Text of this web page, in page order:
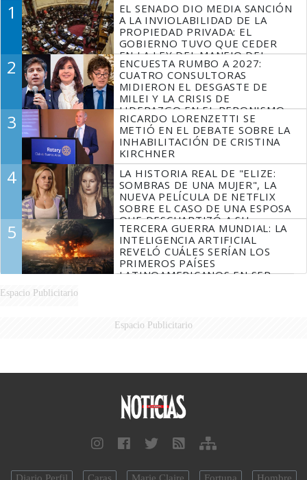
1
EL SENADO DIO MEDIA SANCIÓN
A LA INVIOLABILIDAD DE LA
PROPIEDAD PRIVADA: EL
GOBIERNO TUVO QUE CEDER
EN LA LEY DEL MANEJO DEL
FUEGO
2
ENCUESTA RUMBO A 2027:
CUATRO CONSULTORAS
MIDIERON EL DESGASTE DE
MILEI Y LA CRISIS DE
LIDERAZGO EN EL PERONISMO
3
RICARDO LORENZETTI SE
METIÓ EN EL DEBATE SOBRE LA
INHABILITACIÓN DE CRISTINA
KIRCHNER
4
LA HISTORIA REAL DE "ELIZE:
SOMBRAS DE UNA MUJER", LA
NUEVA PELÍCULA DE NETFLIX
SOBRE EL CASO DE UNA ESPOSA
QUE DESCUARTIZÓ A SU
MARIDO
5
TERCERA GUERRA MUNDIAL: LA
INTELIGENCIA ARTIFICIAL
REVELÓ CUÁLES SERÍAN LOS
PRIMEROS PAÍSES
LATINOAMERICANOS EN SER
Espacio Publicitario
Espacio Publicitario